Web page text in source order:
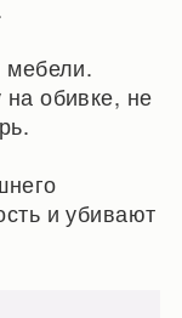
мебели.
обивке, не
и убивают